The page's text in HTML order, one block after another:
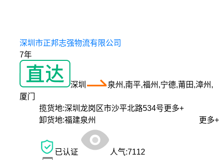
深圳市正邦志强物流有限公司
7年
深圳
泉州,南平,福州,宁德,莆田,漳州,
厦门
揽货地:深圳龙岗区市沙平北路534号更多+
卸货地:福建泉州 更多+
已认证 人气:7112